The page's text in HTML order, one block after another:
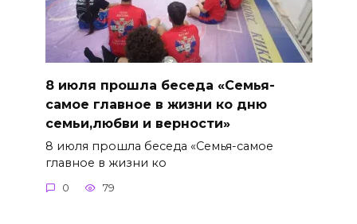
8 июля прошла беседа «Семья-
самое главное в жизни ко дню
семьи,любви и верности»
8 июля прошла беседа «Семья-самое
главное в жизни ко
0 79